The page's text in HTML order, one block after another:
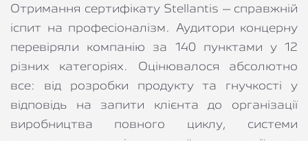
Отримання сертифікату Stellantis – справжній
іспит на професіоналізм. Аудитори концерну
перевіряли компанію за 140 пунктами у 12
різних категоріях. Оцінювалося абсолютно
все: від розробки продукту та гнучкості у
відповідь на запити клієнта до організації
виробництва повного циклу, системи